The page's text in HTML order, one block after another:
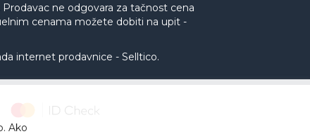
ne odgovara za tačnost cena
cenama možete dobiti na upit -
internet prodavnice - Selltico.
Ako